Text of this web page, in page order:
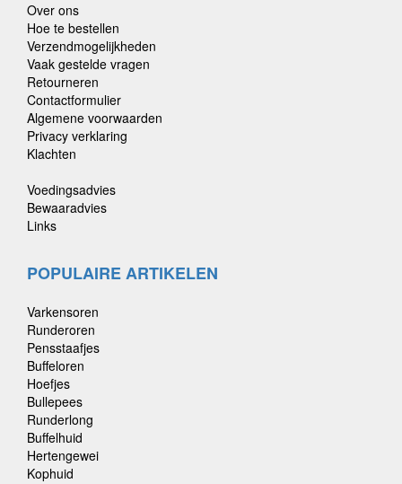
Over ons
Hoe te bestellen
Verzendmogelijkheden
Vaak gestelde vragen
Retourneren
Contactformulier
Algemene voorwaarden
Privacy verklaring
Klachten
Voedingsadvies
Bewaaradvies
Links
POPULAIRE ARTIKELEN
Varkensoren
Runderoren
Pensstaafjes
Buffeloren
Hoefjes
Bullepees
Runderlong
Buffelhuid
Hertengewei
Kophuid